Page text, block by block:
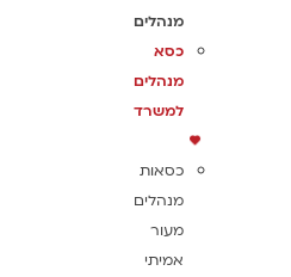
מנהלים
כסא
מנהלים
למשרד
כסאות
מנהלים
מעור
אמיתי